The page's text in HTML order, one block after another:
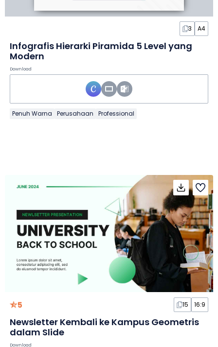
3 A4
Infografis Hierarki Piramida 5 Level yang
Modern
Download
Penuh Warna Perusahaan Professional
5 15 16:9
Newsletter Kembali ke Kampus Geometris
dalam Slide
Download